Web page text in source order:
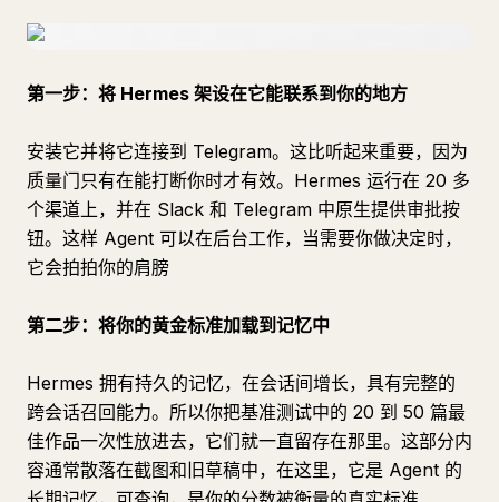
第一步：将 Hermes 架设在它能联系到你的地方
安装它并将它连接到 Telegram。这比听起来重要，因为
质量门只有在能打断你时才有效。Hermes 运行在 20 多
个渠道上，并在 Slack 和 Telegram 中原生提供审批按
钮。这样 Agent 可以在后台工作，当需要你做决定时，
它会拍拍你的肩膀
第二步：将你的黄金标准加载到记忆中
Hermes 拥有持久的记忆，在会话间增长，具有完整的
跨会话召回能力。所以你把基准测试中的 20 到 50 篇最
佳作品一次性放进去，它们就一直留存在那里。这部分内
容通常散落在截图和旧草稿中，在这里，它是 Agent 的